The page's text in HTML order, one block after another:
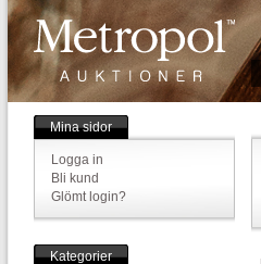
Mina sidor
Logga in
Bli kund
Glömt login?
Kategorier